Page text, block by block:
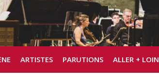
ARTISTES PARUTIONS ALLER + LOIN